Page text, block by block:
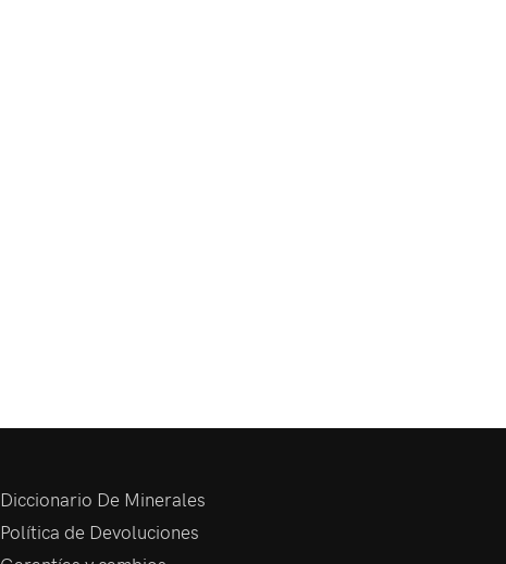
Diccionario De Minerales
Política de Devoluciones